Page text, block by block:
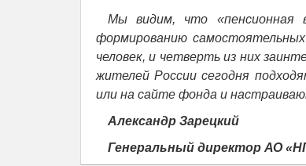
Мы видим, что «пенсионная
формированию
человек, и четверть из них
жителей России сегодня
или на сайте фонда и
Александр Зарецкий
Генеральный директор АО